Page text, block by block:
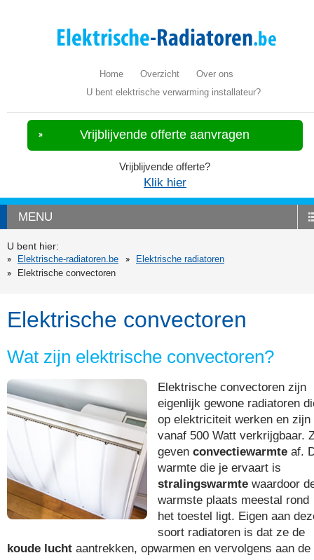
Home Overzicht
Over ons
U bent elektrische verwarming installateur?
Vrijblijvende offerte aanvragen
Vrijblijvende offerte?
Klik hier
MENU
U bent hier:
Elektrische-radiatoren.be
Elektrische radiatoren
Elektrische convectoren
Elektrische convectoren
Wat zijn elektrische convectoren?
Elektrische convectoren zijn
eigenlijk gewone radiatoren
op elektriciteit werken en zijn
vanaf 500 Watt verkrijgbaar.
geven convectiewarmte af.
warmte die je ervaart is
stralingswarmte waardoor
warmste plaats meestal rond
het toestel ligt. Eigen aan
soort radiatoren is dat ze de
koude lucht aantrekken, opwarmen en vervolgens aan de